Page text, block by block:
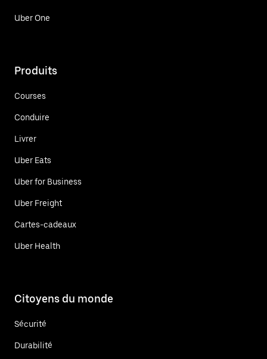
Uber One
Produits
Courses
Conduire
Livrer
Uber Eats
Uber for Business
Uber Freight
Cartes-cadeaux
Uber Health
Citoyens du monde
Sécurité
Durabilité